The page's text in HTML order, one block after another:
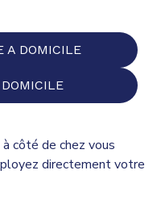
A DOMICILE
côté de chez vous
directement votre